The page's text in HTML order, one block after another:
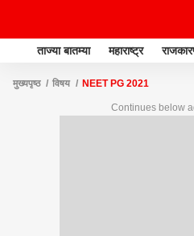
ताज्या बातम्या महाराष्ट्र
मुख्यपृष्ठ विषय NEET PG 2021
Continues below